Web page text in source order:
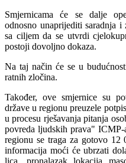
Smjernicama će se dalje
odnosno unaprijediti saradnja i
sa ciljem da se utvrdi
postoji dovoljno dokaza.
Na taj način će se u
ratnih zločina.
Također, ove smjernice su
države u regionu preuzele
u procesu rješavanja pitanja
povreda ljudskih prava"
regionu se traga za gotovo 12
informacija moći će ubrzati
lica, pronalazak lokacija